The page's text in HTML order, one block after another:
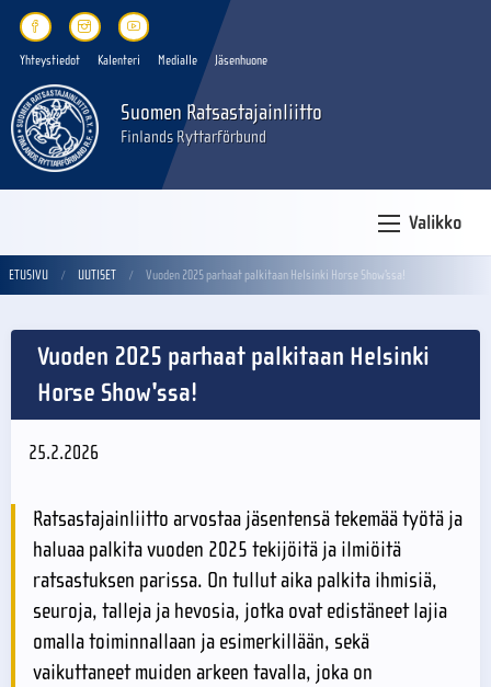
Yhteystiedot Kalenteri Medialle Jäsenhuone
Suomen Ratsastajainliitto
Finlands Ryttarförbund
Valikko
ETUSIVU UUTISET Vuoden 2025 parhaat palkitaan Helsinki Horse Show'ssa!
Vuoden 2025 parhaat palkitaan Helsinki
Horse Show'ssa!
25.2.2026
Ratsastajainliitto arvostaa jäsentensä tekemää työtä ja
haluaa palkita vuoden 2025 tekijöitä ja ilmiöitä
ratsastuksen parissa. On tullut aika palkita ihmisiä,
seuroja, talleja ja hevosia, jotka ovat edistäneet lajia
omalla toiminnallaan ja esimerkillään, sekä
vaikuttaneet muiden arkeen tavalla, joka on